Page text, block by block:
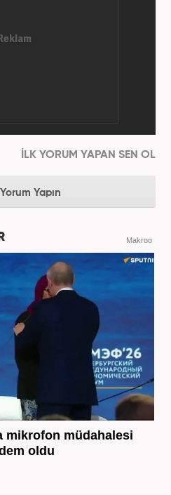
İLK YORUM YAPAN SEN OL
Yapın
Makroo
mikrofon müdahalesi
oldu